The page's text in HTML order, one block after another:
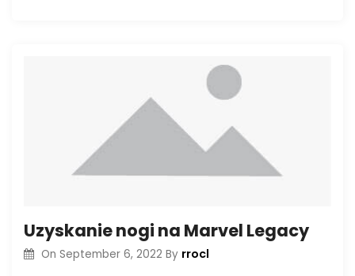
Uzyskanie nogi na Marvel Legacy
On September 6, 2022 By rrocl